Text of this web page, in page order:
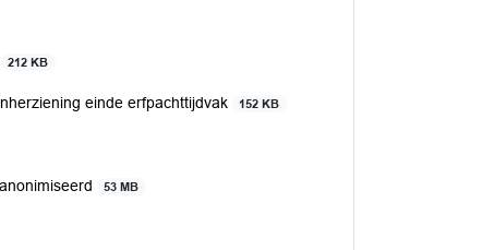
212 KB
einde erfpachttijdvak 152 KB
53 MB